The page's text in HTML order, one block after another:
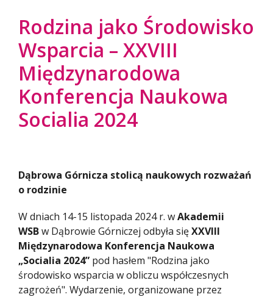
Rodzina jako Środowisko
Wsparcia – XXVIII
Międzynarodowa
Konferencja Naukowa
Socialia 2024
Dąbrowa Górnicza stolicą naukowych rozważań
o rodzinie
W dniach 14-15 listopada 2024 r. wAkademii
WSBw Dąbrowie Górniczej odbyła sięXXVIII
Międzynarodowa Konferencja Naukowa
„Socialia 2024” pod hasłem "Rodzina jako
środowisko wsparcia w obliczu współczesnych
zagrożeń". Wydarzenie, organizowane przez